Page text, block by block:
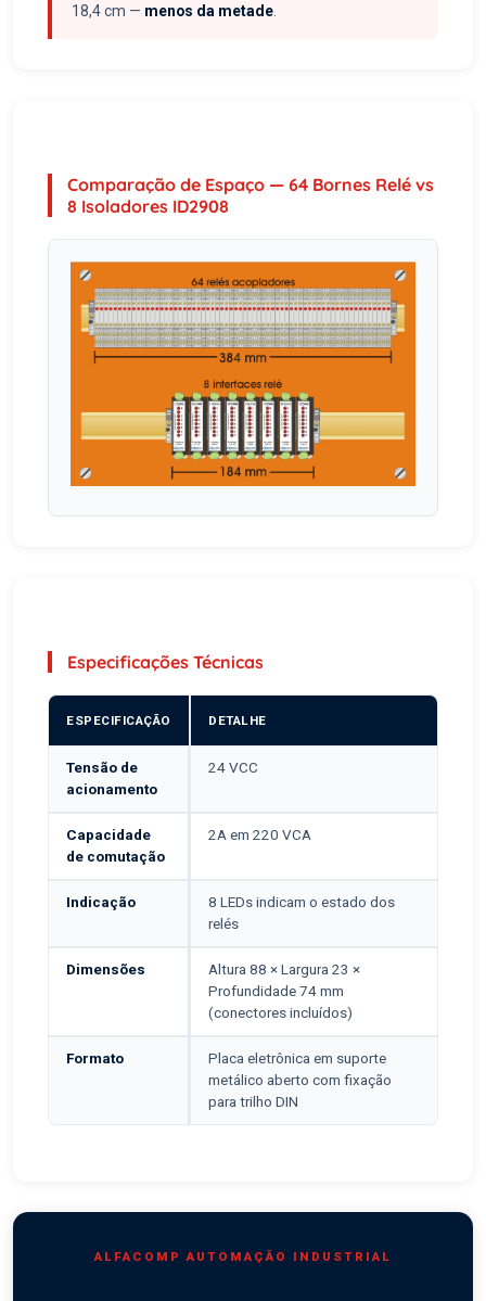
18,4 cm — menos da metade
Comparação de Espaço — 64 Bornes Relé vs
8 Isoladores ID2908
Especificações Técnicas
ESPECIFICAÇÃO DETALHE
Tensão de
acionamento
24 VCC
Capacidade
de comutação
2A em 220 VCA
Indicação
8 LEDs indicam o estado dos
relés
Dimensões
Altura 88 × Largura 23 ×
Profundidade 74 mm
(conectores incluídos)
Formato
Placa eletrônica em suporte
metálico aberto com fixação
para trilho DIN
ALFACOMP AUTOMAÇÃO INDUSTRIAL